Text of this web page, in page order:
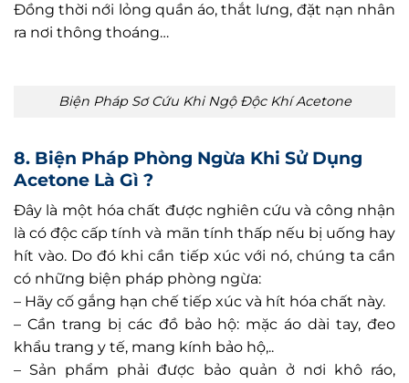
Đồng thời nới lỏng quần áo, thắt lưng, đặt nạn nhân
ra nơi thông thoáng…
Biện Pháp Sơ Cứu Khi Ngộ Độc Khí Acetone
8. Biện Pháp Phòng Ngừa Khi Sử Dụng
Acetone Là Gì ?
Đây là một hóa chất được nghiên cứu và công nhận
là có độc cấp tính và mãn tính thấp nếu bị uống hay
hít vào. Do đó khi cần tiếp xúc với nó, chúng ta cần
có những biện pháp phòng ngừa:
– Hãy cố gắng hạn chế tiếp xúc và hít hóa chất này.
– Cần trang bị các đồ bảo hộ: mặc áo dài tay, đeo
khẩu trang y tế, mang kính bảo hộ,..
– Sản phẩm phải được bảo quản ở nơi khô ráo,